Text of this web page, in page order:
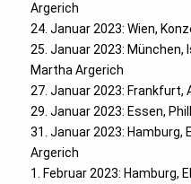
Argerich
24. Januar 2023: Wien,
25. Januar 2023: München,
Martha Argerich
27. Januar 2023: Frankfurt,
29. Januar 2023: Essen,
31. Januar 2023: Hamburg,
Argerich
1. Februar 2023: Hamburg,